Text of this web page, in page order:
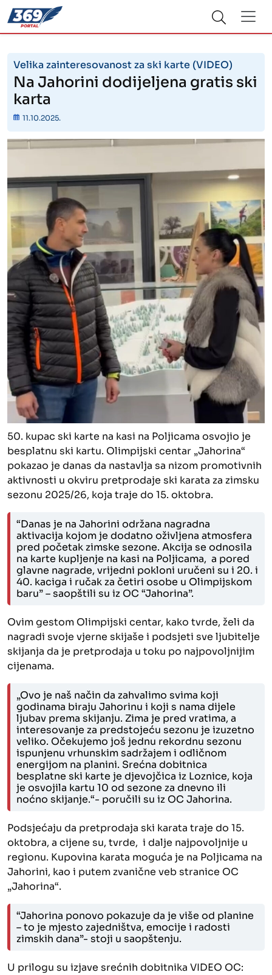
Velika zainteresovanost za ski karte (VIDEO)
Na Jahorini dodijeljena gratis ski
karta
11.10.2025.
50. kupac ski karte na kasi na Poljicama osvojio je
besplatnu ski kartu. Olimpijski centar „Jahorina“
pokazao je danas da nastavlja sa nizom promotivnih
aktivnosti u okviru pretprodaje ski karata za zimsku
sezonu 2025/26, koja traje do 15. oktobra.
“Danas je na Jahorini održana nagradna
aktivacija kojom je dodatno oživljena atmosfera
pred početak zimske sezone. Akcija se odnosila
na karte kupljenje na kasi na Poljicama, a pored
glavne nagrade, vrijedni pokloni uručeni su i 20. i
40. kaciga i ručak za četiri osobe u Olimpijskom
baru” – saopštili su iz OC “Jahorina”.
Ovim gestom Olimpijski centar, kako tvrde, želi da
nagradi svoje vjerne skijaše i podsjeti sve ljubitelje
skijanja da je pretprodaja u toku po najpovoljnijim
cijenama.
„Ovo je naš način da zahvalimo svima koji
godinama biraju Jahorinu i koji s nama dijele
ljubav prema skijanju. Zima je pred vratima, a
interesovanje za predstojeću sezonu je izuzetno
veliko. Očekujemo još jednu rekordnu sezonu
ispunjenu vrhunskim sadržajem i odličnom
energijom na planini. Srećna dobitnica
besplatne ski karte je djevojčica iz Loznice, koja
je osvojila kartu 10 od sezone za dnevno ili
noćno skijanje.“- poručili su iz OC Jahorina.
Podsjećaju da pretprodaja ski karata traje do 15.
oktobra, a cijene su, tvrde, i dalje najpovoljnije u
regionu. Kupovina karata moguća je na Poljicama na
Jahorini, kao i putem zvanične veb stranice OC
„Jahorina“.
“Jahorina ponovo pokazuje da je više od planine
– to je mjesto zajedništva, emocije i radosti
zimskih dana”- stoji u saopštenju.
U prilogu su izjave srećnih dobitnika VIDEO OC: